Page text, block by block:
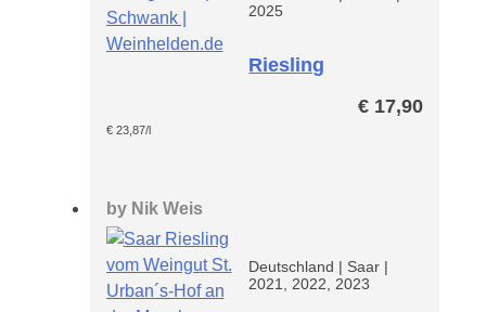
2025
Riesling
€ 17,90
€23,87/l
by Nik Weis
Deutschland | Saar |
2021, 2022, 2023